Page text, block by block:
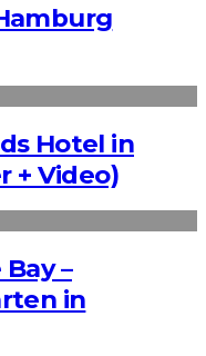
Hotel in
+ Video)
–
in